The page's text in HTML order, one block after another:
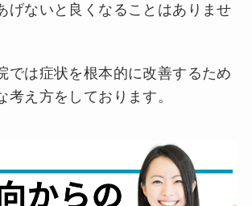
げないと良くなることはありませ
では症状を根本的に改善するため
考え方をしております。